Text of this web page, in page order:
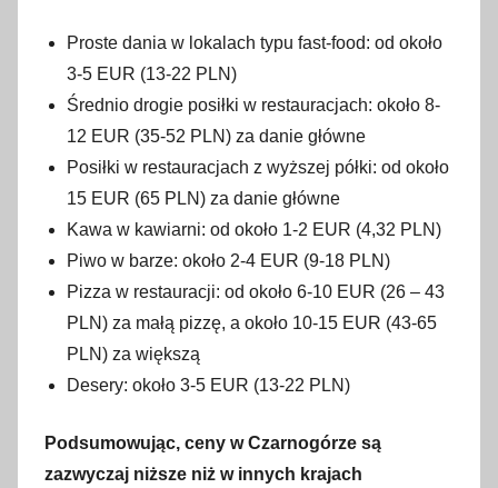
Proste dania w lokalach typu fast-food: od około
3-5 EUR (13-22 PLN)
Średnio drogie posiłki w restauracjach: około 8-
12 EUR (35-52 PLN) za danie główne
Posiłki w restauracjach z wyższej półki: od około
15 EUR (65 PLN) za danie główne
Kawa w kawiarni: od około 1-2 EUR (4,32 PLN)
Piwo w barze: około 2-4 EUR (9-18 PLN)
Pizza w restauracji: od około 6-10 EUR (26 – 43
PLN) za małą pizzę, a około 10-15 EUR (43-65
PLN) za większą
Desery: około 3-5 EUR (13-22 PLN)
Podsumowując, ceny w Czarnogórze są
zazwyczaj niższe niż w innych krajach